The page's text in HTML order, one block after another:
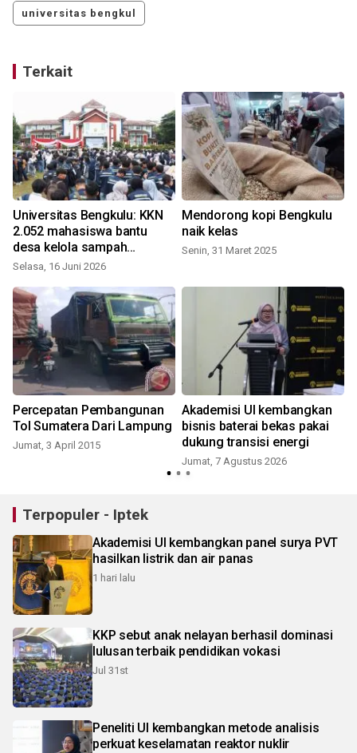
universitas bengkul
Terkait
Universitas Bengkulu: KKN
2.052 mahasiswa bantu
desa kelola sampah
berkelanjutan
Selasa, 16 Juni 2026
Mendorong kopi Bengkulu
naik kelas
Senin, 31 Maret 2025
Percepatan Pembangunan
Tol Sumatera Dari Lampung
Jumat, 3 April 2015
Akademisi UI kembangkan
bisnis baterai bekas pakai
dukung transisi energi
Jumat, 7 Agustus 2026
Terpopuler - Iptek
Akademisi UI kembangkan panel surya PVT
hasilkan listrik dan air panas
1 hari lalu
KKP sebut anak nelayan berhasil dominasi
lulusan terbaik pendidikan vokasi
Jul 31st
Peneliti UI kembangkan metode analisis
perkuat keselamatan reaktor nuklir